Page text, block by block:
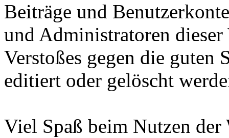
Beiträge und
und Administratoren dieser
Verstoßes gegen die guten
editiert oder gelöscht
Viel Spaß beim Nutzen